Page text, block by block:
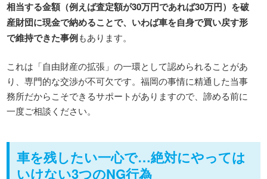
相当する金額（例えば査定額が30万円であれば30万円）を破
産財団に現金で納めることで、いわば車を自身で買い戻す形
で維持できた事例もあります。
これは「自由財産の拡張」の一環として認められることがあ
り、専門的な交渉が不可欠です。福岡の事情に精通した当事
務所だからこそできるサポートがありますので、諦める前に
一度ご相談ください。
車を残したい一心で…絶対にやっては
いけない3つのNG行為